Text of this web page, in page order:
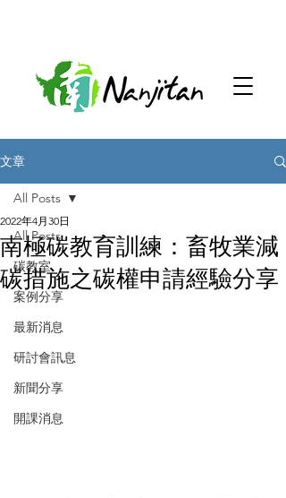
文章
All Posts
碳教室
案例分享
最新消息
研討會訊息
新聞分享
開課消息
All Posts
南極碳教育訓練：畜牧業減
碳措施之碳權申請經驗分享
2022年4月30日